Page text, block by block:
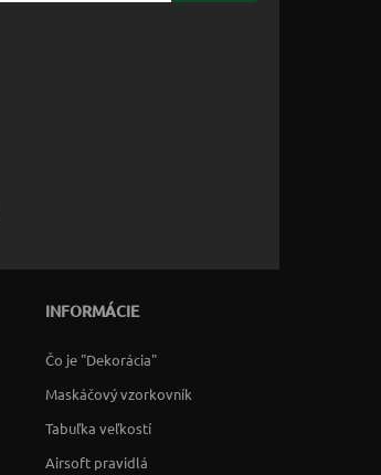
INFORMÁCIE
Čo je "Dekorácia"
Maskáčový vzorkovník
Tabuľka veľkostí
Airsoft pravidlá